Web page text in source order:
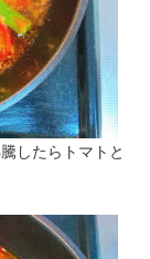
したらトマトと